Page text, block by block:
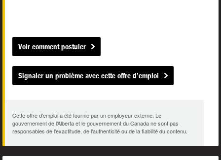
Voir comment postuler
Signaler un problème avec cette offre d’emploi
Cette offre d’emploi a été fournie par un employeur externe. Le
gouvernement de l’Alberta et le gouvernement du Canada ne sont pas
responsables de l’exactitude, de l’authenticité ou de la fiabilité du contenu.